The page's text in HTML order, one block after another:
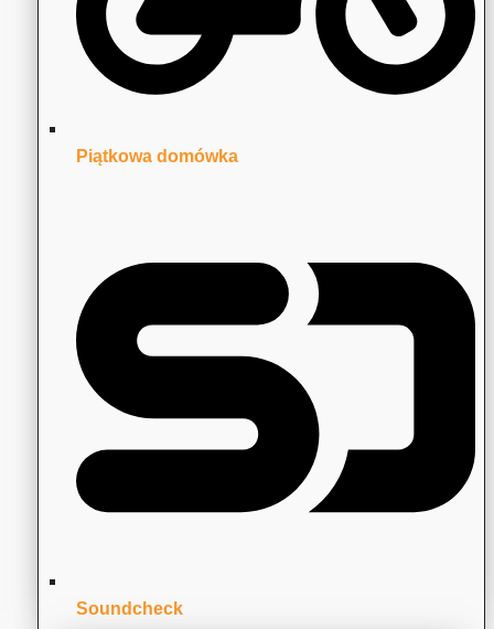
Piątkowa domówka
Soundcheck